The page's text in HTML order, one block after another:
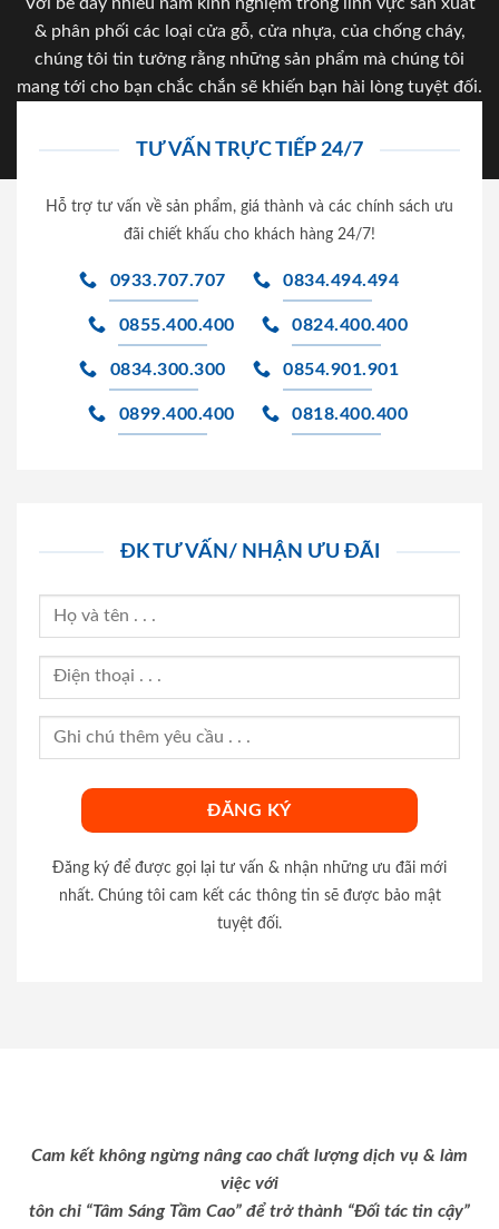
Với bề dày nhiều năm kinh nghiệm trong lĩnh vực sản xuất
& phân phối các loại cửa gỗ, cửa nhựa, của chống cháy,
chúng tôi tin tưởng rằng những sản phẩm mà chúng tôi
mang tới cho bạn chắc chắn sẽ khiến bạn hài lòng tuyệt đối.
TƯ VẤN TRỰC TIẾP 24/7
Hỗ trợ tư vấn về sản phẩm, giá thành và các chính sách ưu
đãi chiết khấu cho khách hàng 24/7!
0933.707.707 0834.494.494
0855.400.400 0824.400.400
0834.300.300 0854.901.901
0899.400.400 0818.400.400
ĐK TƯ VẤN/ NHẬN ƯU ĐÃI
Đăng ký để được gọi lại tư vấn & nhận những ưu đãi mới
nhất. Chúng tôi cam kết các thông tin sẽ được bảo mật
tuyệt đối.
Cam kết không ngừng nâng cao chất lượng dịch vụ & làm
việc với
tôn chỉ “Tâm Sáng Tầm Cao” để trở thành “Đối tác tin cậy”